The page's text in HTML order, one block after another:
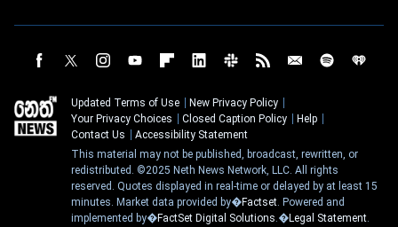
Updated Terms of Use
New Privacy Policy
Your Privacy Choices
Closed Caption Policy
Help
Contact Us
Accessibility Statement
This material may not be published, broadcast, rewritten, or
redistributed. ©2025 Neth News Network, LLC. All rights
reserved. Quotes displayed in real-time or delayed by at least 15
minutes. Market data provided by�Factset. Powered and
implemented by�FactSet Digital Solutions.�Legal Statement.